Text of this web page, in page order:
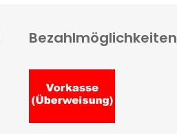
Bezahlmöglichkeiten